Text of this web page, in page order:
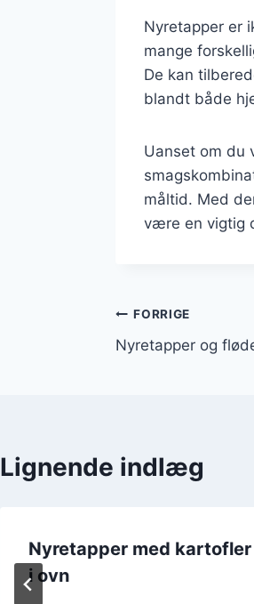
Nyretapper er
mange
De kan
blandt både
Uanset om du
måltid. Med
være en vigtig
FORRIGE
Nyretapper og
Lignende indlæg
Nyretapper med kartofler
i ovn